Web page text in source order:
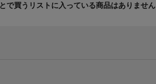
で買うリストに入っている商品はありません